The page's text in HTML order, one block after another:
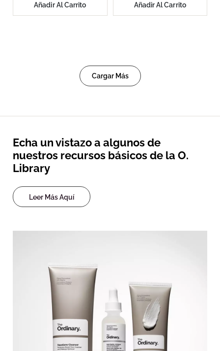
Añadir Al Carrito Añadir Al Carrito
Cargar Más
Echa un vistazo a algunos de
nuestros recursos básicos de la O.
Library
Leer Más Aquí